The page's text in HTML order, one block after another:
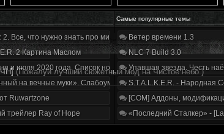
Самые популярные темы
2. Все, что нужно знать про мир, геймплей и сюжет | Разбор
2 Картина Маслом
и июля 2020 года. Список нововведений
на вечные муки». Слабоумие и отвага
Ruwartzone
трейлер Ray of Hope
Ветер времени 1.3
NLC 7 Build 3.0
Упавшая звезда. Честь
S.T.A.L.K.E.R. - Народная
[COM] Аддоны,
«Последний Сталкер» -
(Пожалуй лучший сюжетный мод на Чистое небо.)